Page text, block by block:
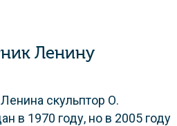
Ленину
скульптор О.
в 1970 году, но в 2005 году